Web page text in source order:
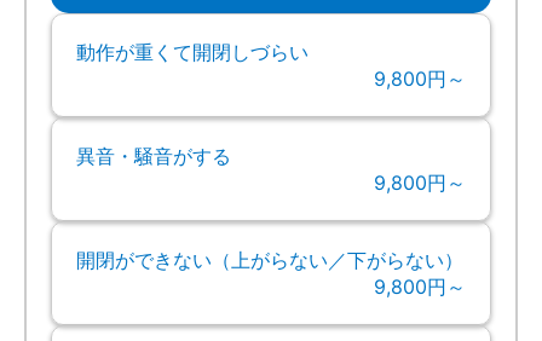
動作が重くて開閉しづらい
9,800円～
異音・騒音がする
9,800円～
開閉ができない（上がらない／下がらない）
9,800円～